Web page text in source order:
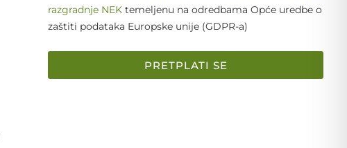
razgradnje NEK temeljenu na odredbama Opće uredbe o
zaštiti podataka Europske unije (GDPR-a)
PRETPLATI SE